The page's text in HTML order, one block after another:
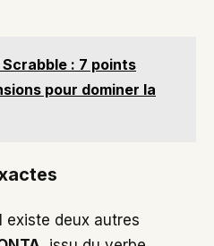
Scrabble : 7 points
pour dominer la
existe deux autres